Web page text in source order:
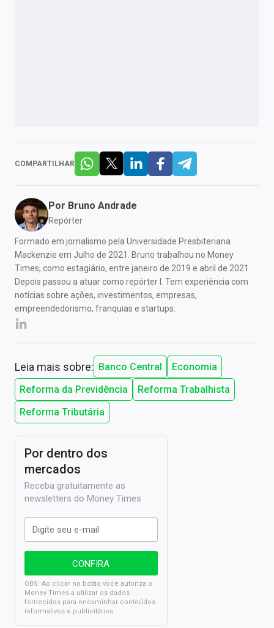
COMPARTILHAR
Por Bruno Andrade
Repórter
Formado em jornalismo pela Universidade Presbiteriana
Mackenzie em Julho de 2021. Bruno trabalhou no Money
Times, como estagiário, entre janeiro de 2019 e abril de 2021.
Depois passou a atuar como repórter I. Tem experiência com
notícias sobre ações, investimentos, empresas,
empreendedorismo, franquias e startups.
Leia mais sobre: Banco Central
Economia
Reforma da Previdência
Reforma Trabalhista
Reforma Tributária
Por dentro dos
mercados
Receba gratuitamente as
newsletters do Money Times
OBS: Ao clicar no botão você autoriza o
Money Times a utilizar os dados
fornecidos para encaminhar conteúdos
informativos e publicitários.